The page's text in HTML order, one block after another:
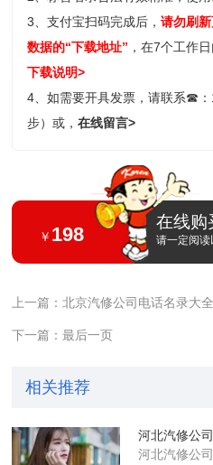
3、支付宝扫码完成后，请勿刷
数据的“下载地址” ，在7个工作
下载说明>
4、如需要开具发票，请联系☎
步）或，在线留言>
￥ 198
在线购
请一定阅读
上一篇：北京汽修公司电话名录大全
下一篇：最后一页
相关推荐
河北汽修公
河北汽修公